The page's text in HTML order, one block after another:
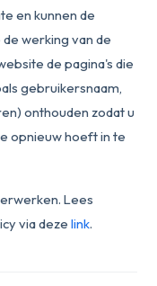
en kunnen de
werking van de
de pagina's die
gebruikersnaam,
onthouden zodat u
opnieuw hoeft in te
Lees
via dezelink.